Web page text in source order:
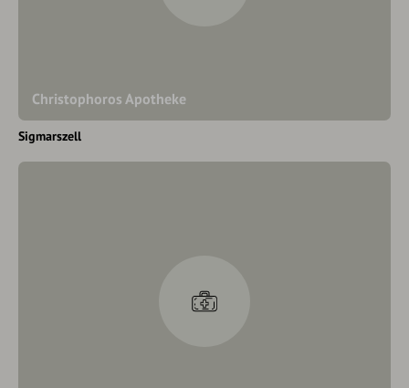
Christophoros Apotheke
Sigmarszell